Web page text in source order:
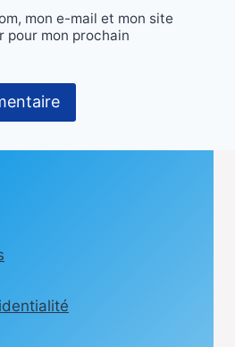
mon e-mail et mon site
pour mon prochain